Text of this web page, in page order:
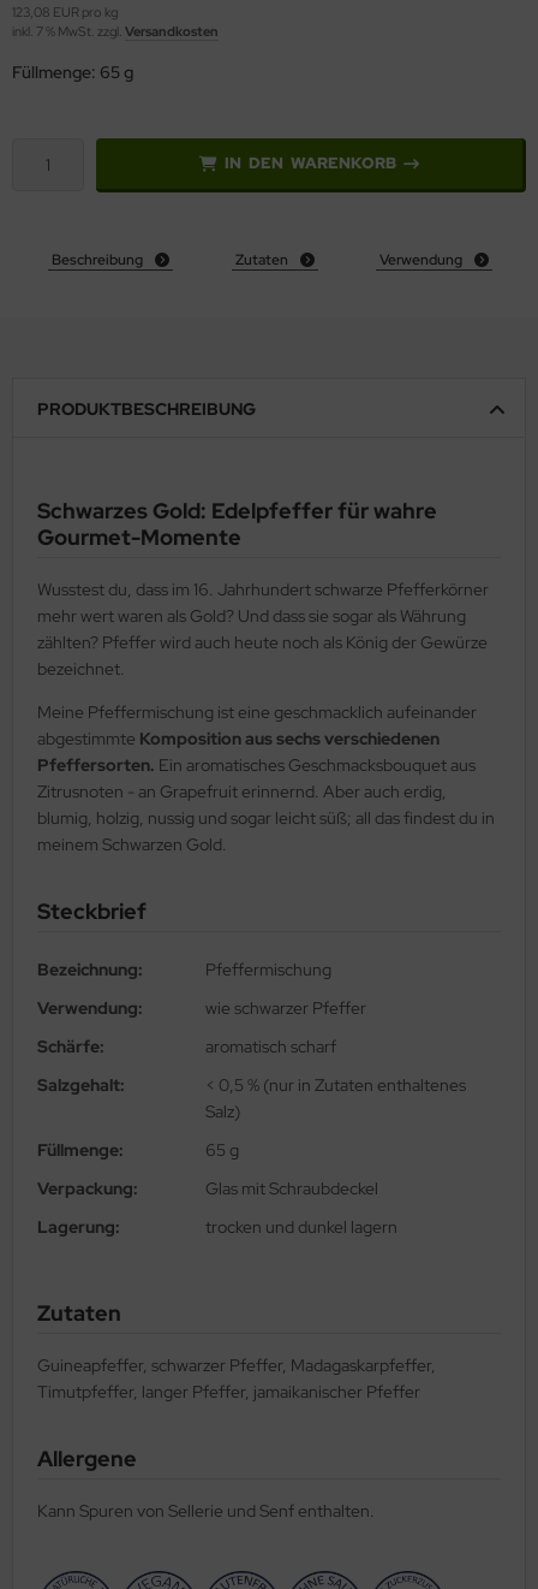
123,08 EUR pro kg
inkl. 7 % MwSt. zzgl. Versandkosten
Füllmenge: 65 g
IN DEN WARENKORB
Beschreibung Zutaten Verwendung
PRODUKTBESCHREIBUNG
Schwarzes Gold: Edelpfeffer für wahre
Gourmet-Momente
Wusstest du, dass im 16. Jahrhundert schwarze Pfefferkörner
mehr wert waren als Gold? Und dass sie sogar als Währung
zählten? Pfeffer wird auch heute noch als König der Gewürze
bezeichnet.
Meine Pfeffermischung ist eine geschmacklich aufeinander
abgestimmte Komposition aus sechs verschiedenen
Pfeffersorten. Ein aromatisches Geschmacksbouquet aus
Zitrusnoten - an Grapefruit erinnernd. Aber auch erdig,
blumig, holzig, nussig und sogar leicht süß; all das findest du in
meinem Schwarzen Gold.
Steckbrief
Bezeichnung:
Pfeffermischung
Verwendung:
wie schwarzer Pfeffer
Schärfe:
aromatisch scharf
Salzgehalt:
< 0,5 % (nur in Zutaten enthaltenes
Salz)
Füllmenge:
65 g
Verpackung:
Glas mit Schraubdeckel
Lagerung:
trocken und dunkel lagern
Zutaten
Guineapfeffer, schwarzer Pfeffer, Madagaskarpfeffer,
Timutpfeffer, langer Pfeffer, jamaikanischer Pfeffer
Allergene
Kann Spuren von Sellerie und Senf enthalten.